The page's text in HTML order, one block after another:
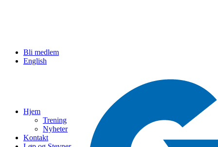
Bli medlem
English
Hjem
Trening
Nyheter
Kontakt